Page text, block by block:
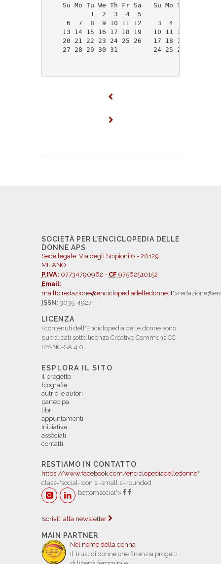
Su Mo Tu We Th Fr Sa   Su Mo Tu We Th
1  2  3  4  5
6  7  8  9 10 11 12    3  4  5  6  7
13 14 15 16 17 18 19   10 11 12 13 14
20 21 22 23 24 25 26   17 18 19 20 21
27 28 29 30 31         24 25 26
SOCIETÀ PER L'ENCICLOPEDIA DELLE
DONNE APS
Sede legale: Via degli Scipioni 6 - 20129
MILANO
P.IVA: 07734790962 - CF 97562510152
Email:
mailto:redazione@enciclopediadelledonne.it
ISSN: 3035-4927
LICENZA
I contenuti dell'Enciclopedia delle donne sono
pubblicati sotto licenza Creative Commons CC
BY-NC-SA 4.0.
ESPLORA IL SITO
il progetto
biografie
autrici e autori
partecipa
libri
appuntamenti
iniziative
assòciati
contatti
RESTIAMO IN CONTATTO
https://www.facebook.com/enciclopediadelledonne"
class="social-icon si-small si-rounded
bottomsocial">
Iscriviti alla newsletter
MAIN PARTNER
Nel nome della donna
Il Trust di donne che finanzia progetti